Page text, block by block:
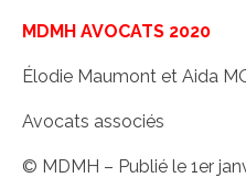
MDMH AVOCATS 2020
Élodie Maumont et Aida
Avocats associés
© MDMH – Publié le 1er